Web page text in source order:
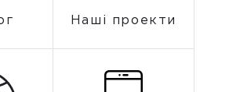
Наші проекти